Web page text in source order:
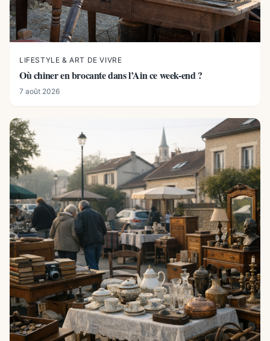
LIFESTYLE & ART DE VIVRE
Où chiner en brocante dans l’Ain ce week-end ?
7 août 2026